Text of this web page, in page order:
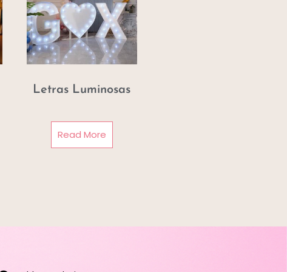
Letras Luminosas
Read More